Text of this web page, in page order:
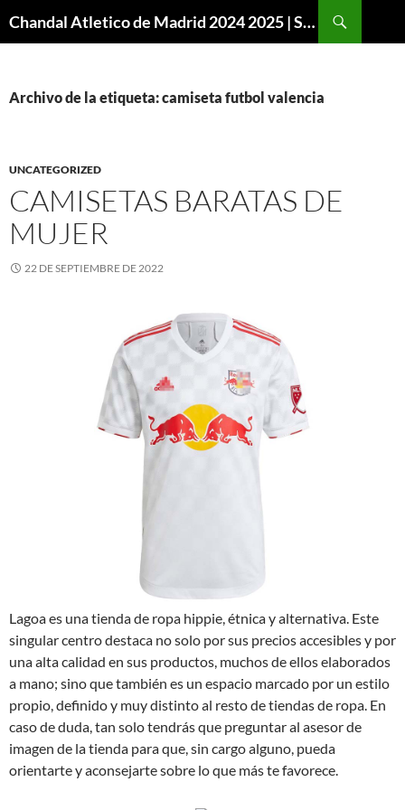
Chandal Atletico de Madrid 2024 2025 | SuperVigo
Archivo de la etiqueta: camiseta futbol valencia
UNCATEGORIZED
CAMISETAS BARATAS DE
MUJER
22 DE SEPTIEMBRE DE 2022
Lagoa es una tienda de ropa hippie, étnica y alternativa. Este
singular centro destaca no solo por sus precios accesibles y por
una alta calidad en sus productos, muchos de ellos elaborados
a mano; sino que también es un espacio marcado por un estilo
propio, definido y muy distinto al resto de tiendas de ropa. En
caso de duda, tan solo tendrás que preguntar al asesor de
imagen de la tienda para que, sin cargo alguno, pueda
orientarte y aconsejarte sobre lo que más te favorece.